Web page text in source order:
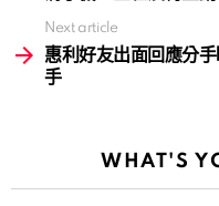
Next article
惠利好友出面回應分
手
WHAT'S